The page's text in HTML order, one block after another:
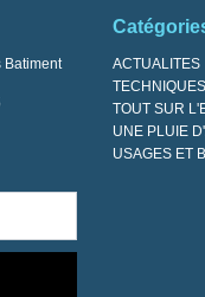
Batiment
ACTUALITES
TOUT SUR
UNE PLUIE
USAGES ET